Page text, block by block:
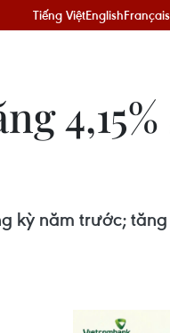
Tiếng ViệtEnglishFrançais
kỳ năm trước;